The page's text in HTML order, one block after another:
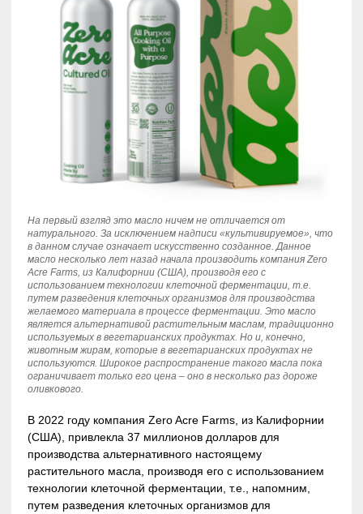
На первый взгляд это масло ничем не отличается от
натурального. За исключением надписи «культивируемое», что
в данном случае означает искусственно созданное. Данное
масло несколько лет назад начала производить компания Zero
Acre Farms, из Калифорнии (США), производя его с
использованием технологии клеточной ферментации, т.е.
путем разведения клеточных организмов для производства
желаемого материала в процессе ферментации. Это масло
является альтернативой растительным маслам, традиционно
используемых в вегетарианских продуктах. Но и, конечно,
животным жирам, которые в вегетарианских продуктах не
используются. Широкое распространение такого масла пока
ограничивает только его цена – оно в несколько раз дороже
оливкового.
В 2022 году компания Zero Acre Farms, из Калифорнии
(США), привлекла 37 миллионов долларов для
производства альтернативного настоящему
растительного масла, производя его с использованием
технологии клеточной ферментации, т.е., напомним,
путем разведения клеточных организмов для